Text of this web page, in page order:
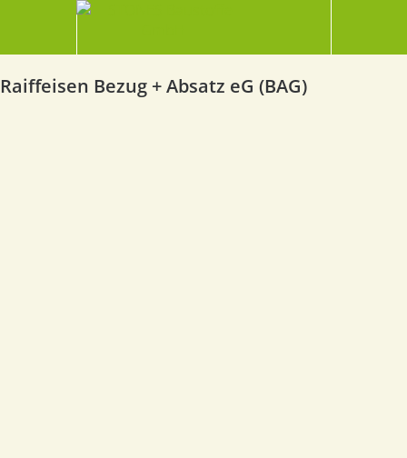
Raiffeisen Bezug + Absatz eG (BAG)